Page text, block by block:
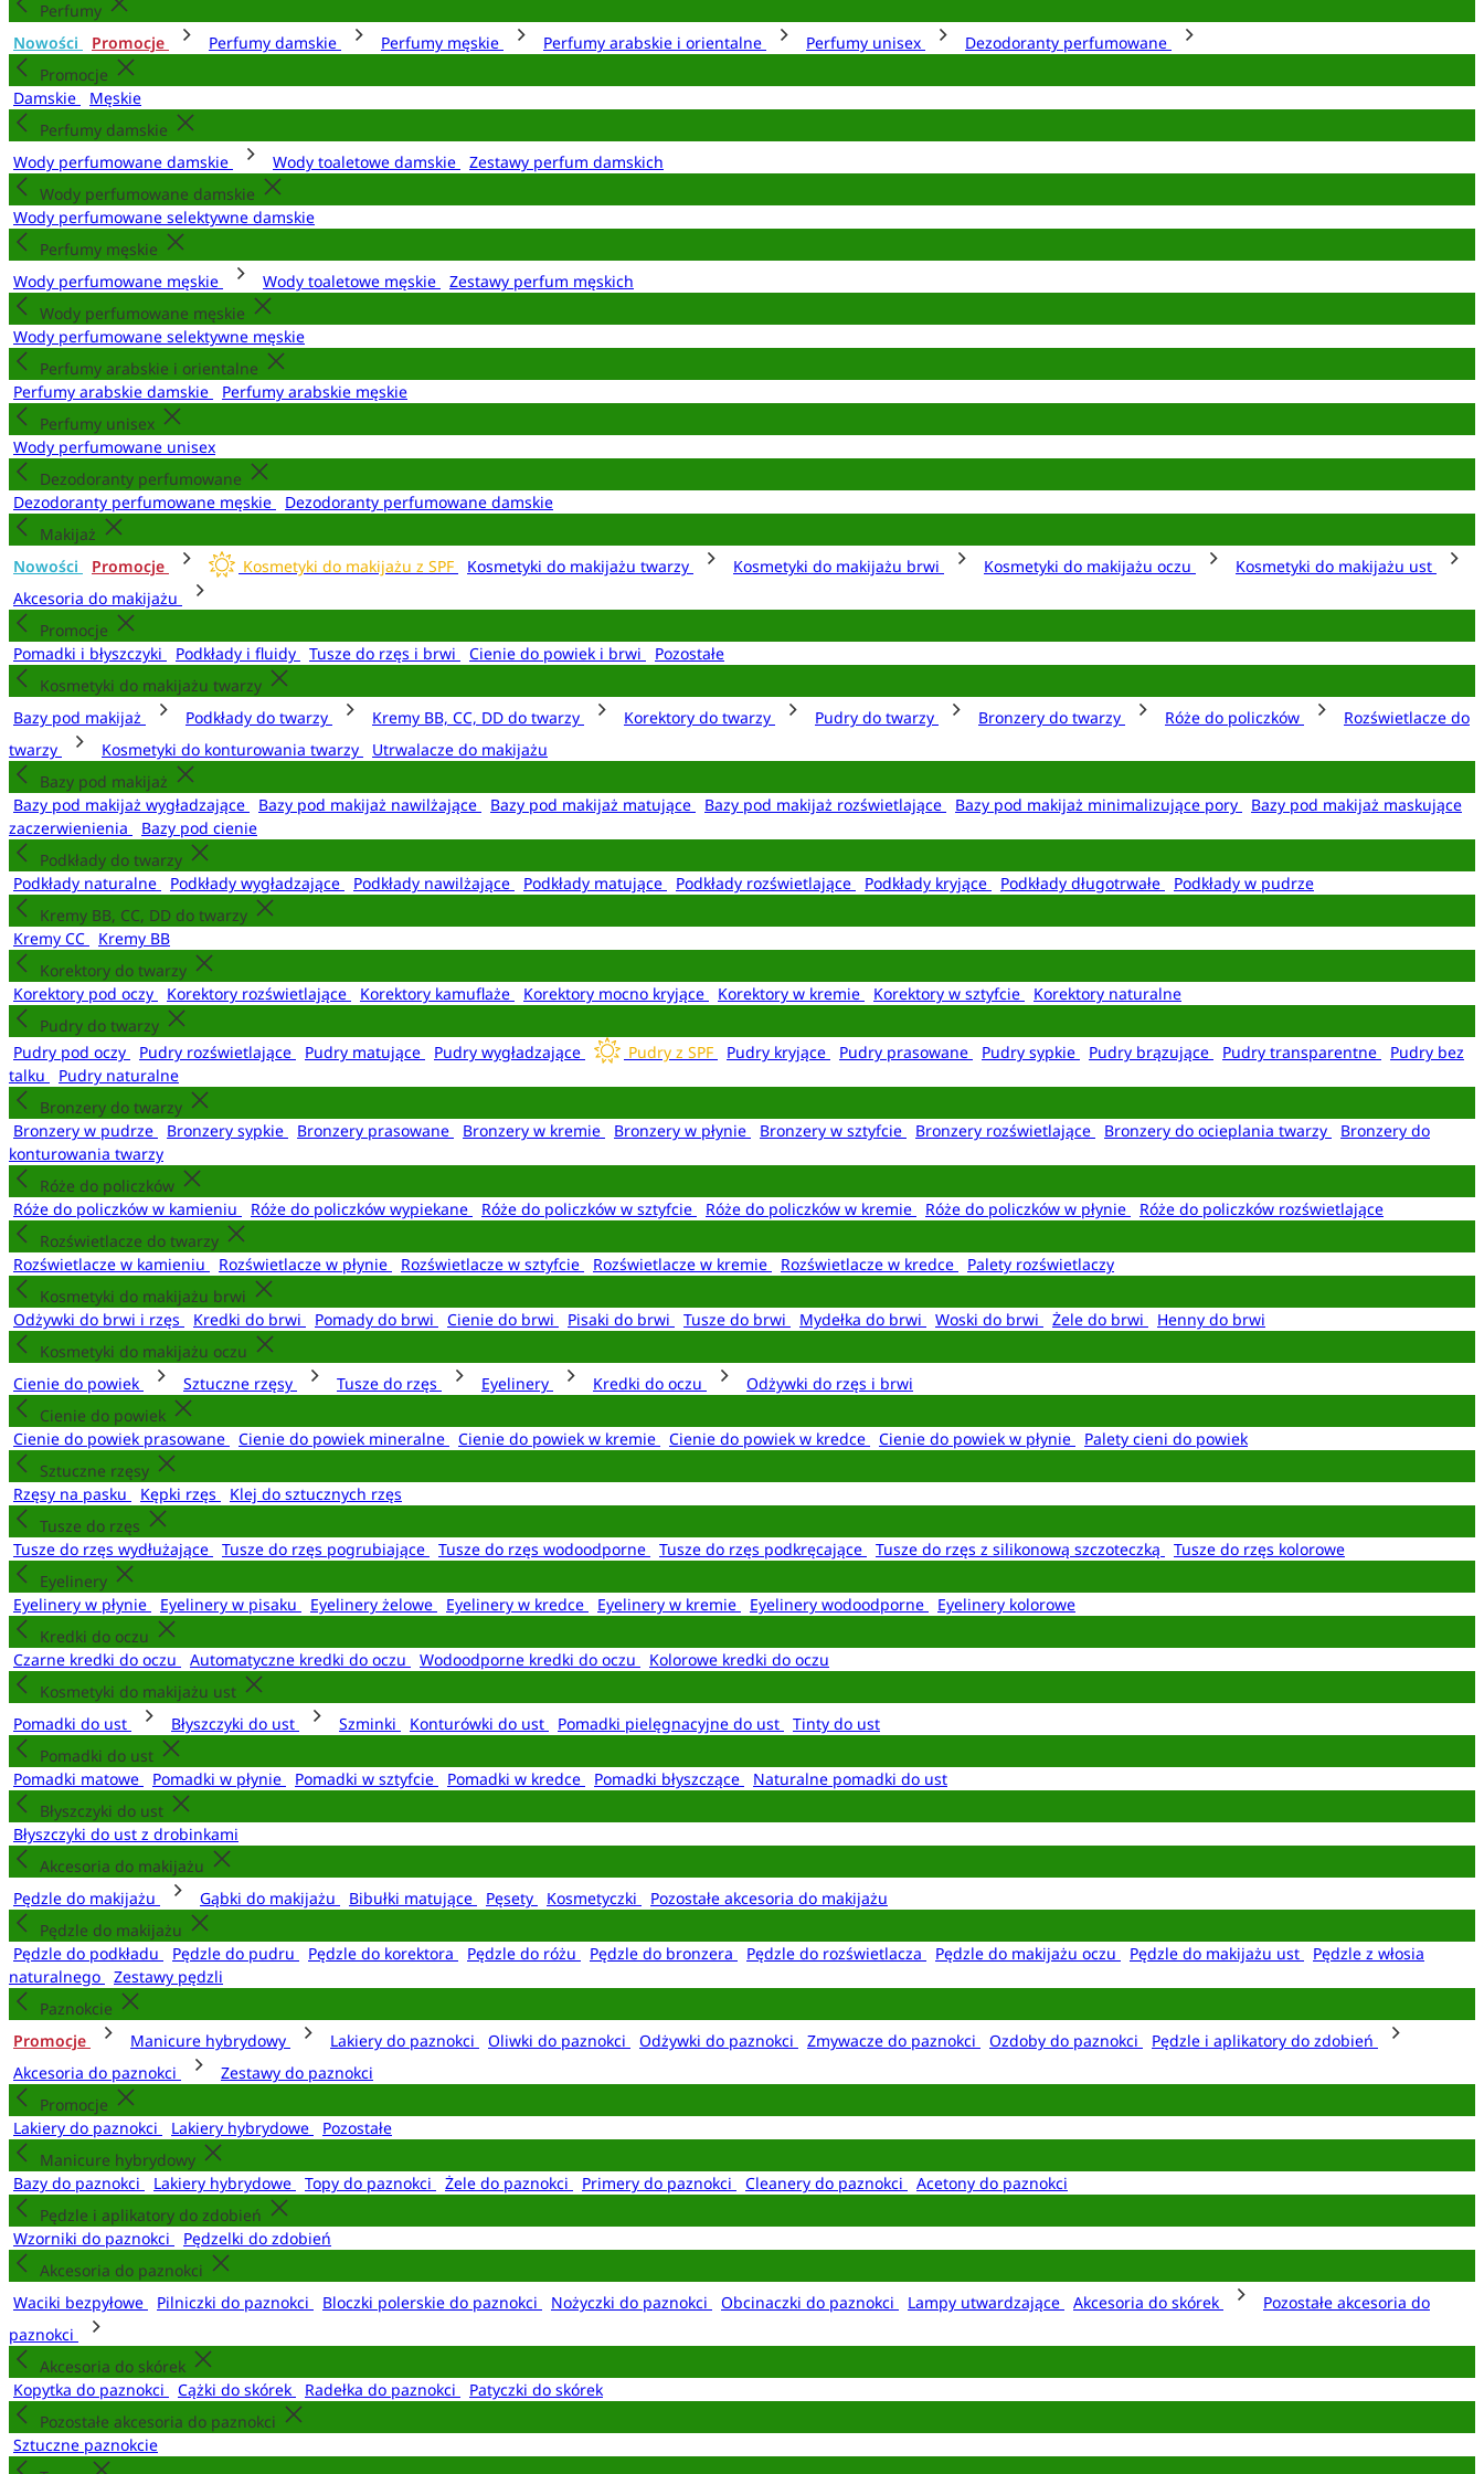
Perfumy
Nowości
Promocje Perfumy damskie Perfumy męskie Perfumy arabskie i orientalne Perfumy unisex
Dezodoranty perfumowane
Promocje
Damskie
Męskie
Perfumy damskie
Wody perfumowane damskie
Wody toaletowe damskie
Zestawy perfum damskich
Wody perfumowane damskie
Wody perfumowane selektywne damskie
Perfumy męskie
Wody perfumowane męskie
Wody toaletowe męskie
Zestawy perfum męskich
Wody perfumowane męskie
Wody perfumowane selektywne męskie
Perfumy arabskie i orientalne
Perfumy arabskie damskie
Perfumy arabskie męskie
Perfumy unisex
Wody perfumowane unisex
Dezodoranty perfumowane
Dezodoranty perfumowane męskie
Dezodoranty perfumowane damskie
Makijaż
Nowości
Promocje Kosmetyki do makijażu z SPF Kosmetyki do makijażu twarzy Kosmetyki do makijażu brwi Kosmetyki do makijażu oczu
Kosmetyki do makijażu ust
Akcesoria do makijażu
Promocje
Pomadki i błyszczyki
Podkłady i fluidy Tusze do rzęs i brwi Cienie do powiek i brwi
Pozostałe
Kosmetyki do makijażu twarzy
Bazy pod makijaż
Podkłady do twarzy Kremy BB, CC, DD do twarzy Korektory do twarzy Pudry do twarzy Bronzery do twarzy Róże do policzków
Rozświetlacze do
twarzy
Kosmetyki do konturowania twarzy
Utrwalacze do makijażu
Bazy pod makijaż
Bazy pod makijaż wygładzające
Bazy pod makijaż nawilżające Bazy pod makijaż matujące Bazy pod makijaż rozświetlające Bazy pod makijaż minimalizujące pory
Bazy pod makijaż maskujące
zaczerwienienia
Bazy pod cienie
Podkłady do twarzy
Podkłady naturalne
Podkłady wygładzające Podkłady nawilżające Podkłady matujące Podkłady rozświetlające Podkłady kryjące Podkłady długotrwałe
Podkłady w pudrze
Kremy BB, CC, DD do twarzy
Kremy CC
Kremy BB
Korektory do twarzy
Korektory pod oczy
Korektory rozświetlające Korektory kamuflaże Korektory mocno kryjące Korektory w kremie Korektory w sztyfcie
Korektory naturalne
Pudry do twarzy
Pudry pod oczy
Pudry rozświetlające Pudry matujące Pudry wygładzające Pudry z SPF Pudry kryjące Pudry prasowane Pudry sypkie Pudry brązujące Pudry transparentne
Pudry bez
talku
Pudry naturalne
Bronzery do twarzy
Bronzery w pudrze
Bronzery sypkie Bronzery prasowane Bronzery w kremie Bronzery w płynie Bronzery w sztyfcie Bronzery rozświetlające Bronzery do ocieplania twarzy
Bronzery do
konturowania twarzy
Róże do policzków
Róże do policzków w kamieniu
Róże do policzków wypiekane Róże do policzków w sztyfcie Róże do policzków w kremie Róże do policzków w płynie
Róże do policzków rozświetlające
Rozświetlacze do twarzy
Rozświetlacze w kamieniu
Rozświetlacze w płynie Rozświetlacze w sztyfcie Rozświetlacze w kremie Rozświetlacze w kredce
Palety rozświetlaczy
Kosmetyki do makijażu brwi
Odżywki do brwi i rzęs
Kredki do brwi Pomady do brwi Cienie do brwi Pisaki do brwi Tusze do brwi Mydełka do brwi Woski do brwi Żele do brwi
Henny do brwi
Kosmetyki do makijażu oczu
Cienie do powiek
Sztuczne rzęsy Tusze do rzęs Eyelinery Kredki do oczu
Odżywki do rzęs i brwi
Cienie do powiek
Cienie do powiek prasowane
Cienie do powiek mineralne Cienie do powiek w kremie Cienie do powiek w kredce Cienie do powiek w płynie
Palety cieni do powiek
Sztuczne rzęsy
Rzęsy na pasku
Kępki rzęs
Klej do sztucznych rzęs
Tusze do rzęs
Tusze do rzęs wydłużające
Tusze do rzęs pogrubiające Tusze do rzęs wodoodporne Tusze do rzęs podkręcające Tusze do rzęs z silikonową szczoteczką
Tusze do rzęs kolorowe
Eyelinery
Eyelinery w płynie
Eyelinery w pisaku Eyelinery żelowe Eyelinery w kredce Eyelinery w kremie Eyelinery wodoodporne
Eyelinery kolorowe
Kredki do oczu
Czarne kredki do oczu
Automatyczne kredki do oczu Wodoodporne kredki do oczu
Kolorowe kredki do oczu
Kosmetyki do makijażu ust
Pomadki do ust
Błyszczyki do ust Szminki Konturówki do ust Pomadki pielęgnacyjne do ust
Tinty do ust
Pomadki do ust
Pomadki matowe
Pomadki w płynie Pomadki w sztyfcie Pomadki w kredce Pomadki błyszczące
Naturalne pomadki do ust
Błyszczyki do ust
Błyszczyki do ust z drobinkami
Akcesoria do makijażu
Pędzle do makijażu
Gąbki do makijażu Bibułki matujące Pęsety Kosmetyczki
Pozostałe akcesoria do makijażu
Pędzle do makijażu
Pędzle do podkładu
Pędzle do pudru Pędzle do korektora Pędzle do różu Pędzle do bronzera Pędzle do rozświetlacza Pędzle do makijażu oczu Pędzle do makijażu ust
Pędzle z włosia
naturalnego
Zestawy pędzli
Paznokcie
Promocje
Manicure hybrydowy Lakiery do paznokci Oliwki do paznokci Odżywki do paznokci Zmywacze do paznokci Ozdoby do paznokci
Pędzle i aplikatory do zdobień
Akcesoria do paznokci
Zestawy do paznokci
Promocje
Lakiery do paznokci
Lakiery hybrydowe
Pozostałe
Manicure hybrydowy
Bazy do paznokci
Lakiery hybrydowe Topy do paznokci Żele do paznokci Primery do paznokci Cleanery do paznokci
Acetony do paznokci
Pędzle i aplikatory do zdobień
Wzorniki do paznokci
Pędzelki do zdobień
Akcesoria do paznokci
Waciki bezpyłowe
Pilniczki do paznokci Bloczki polerskie do paznokci Nożyczki do paznokci Obcinaczki do paznokci Lampy utwardzające Akcesoria do skórek
Pozostałe akcesoria do
paznokci
Akcesoria do skórek
Kopytka do paznokci
Cążki do skórek Radełka do paznokci
Patyczki do skórek
Pozostałe akcesoria do paznokci
Sztuczne paznokcie